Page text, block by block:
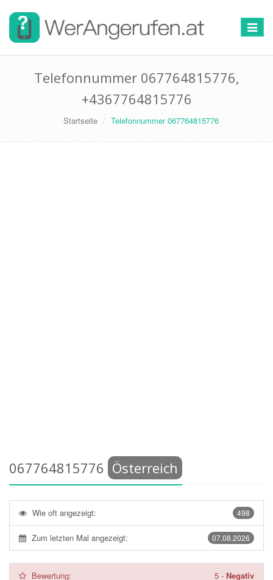
Toggle
Telefonnummer 067764815776,
+4367764815776
Startseite Telefonnummer 067764815776
067764815776 Österreich
498
Wie oft angezeigt:
07.08.2026
Zum letzten Mal angezeigt:
Bewertung: 5 - Negativ